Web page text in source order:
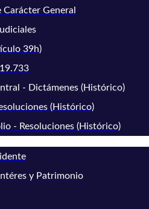
Carácter General
39h)
- Dictámenes (Histórico)
(Histórico)
- Resoluciones (Histórico)
y Patrimonio